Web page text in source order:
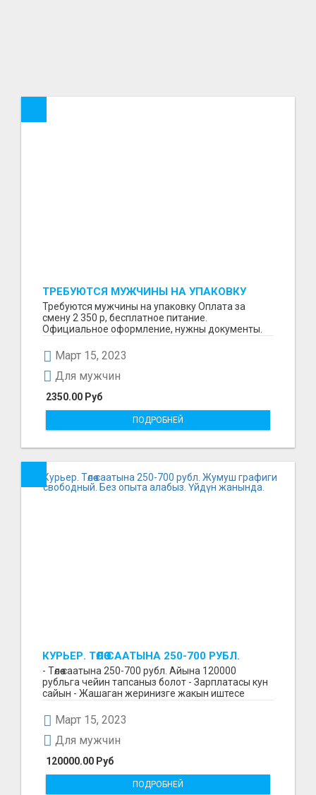
ТРЕБУЮТСЯ МУЖЧИНЫ НА УПАКОВКУ
Требуются мужчины на упаковку Оплата за
смену 2 350 р, бесплатное питание.
Официальное оформление, нужны документы.
Март 15, 2023
2350.00 Руб
Для мужчин
ПОДРОБНЕЙ
КУРЬЕР. ТӨЛӨӨ СААТЫНА 250-700 РУБЛ.
ЖУМУШ ГРАФИГИ СВОБОДНЫЙ. БЕЗ
ОПЫТА АЛАБЫЗ. ҮЙДҮН ЖАНЫНДА.
- Төлөө саатына 250-700 рубл. Айына 120000
рубльга чейин тапсаныз болот - Зарплатасы кун
сайын - Жашаган жеринизге жакын иштесе
Март 15, 2023
120000.00 Руб
Для мужчин
ПОДРОБНЕЙ